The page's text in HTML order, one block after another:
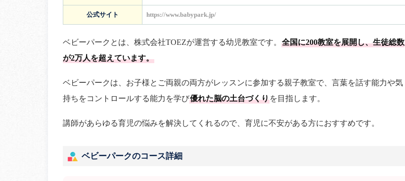
公式サイト https://www.babypark.jp/
ベビーパークとは、株式会社TOEZが運営する幼児教室です。 全国に200教室を展開し、生徒総数
が2万人を超えています。
ベビーパークは、お子様とご両親の両方がレッスンに参加する親子教室で、言葉を話す能力や気
持ちをコントロールする能力を学び優れた脳の土台づくりを目指します。
講師があらゆる育児の悩みを解決してくれるので、育児に不安がある方におすすめです。
ベビーパークのコース詳細